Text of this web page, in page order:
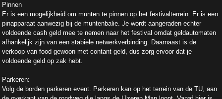
Pinnen
Er is een mogelijkheid om munten te pinnen op het festivalterrein. Er is een
pinapparaat aanwezig bij de muntenbalie. Je wordt aangeraden echter
voldoende cash geld mee te nemen naar het festival omdat geldautomaten
afhankelijk zijn van een stabiele netwerkverbinding. Daarnaast is de
verkoop van food gewoon met contant geld, dus zorg ervoor dat je
voldoende geld op zak hebt.
Parkeren:
Volg de borden parkeren event. Parkeren kan op het terrein van de TU, aan